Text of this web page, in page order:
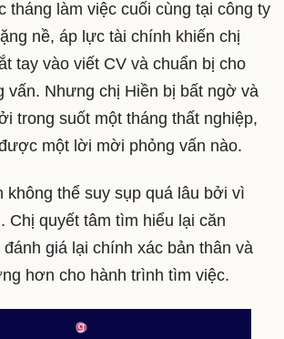
tháng làm việc cuối cùng tại công ty
nề, áp lực tài chính khiến chị
tay vào viết CV và chuẩn bị cho
vấn. Nhưng chị Hiền bị bất ngờ và
trong suốt một tháng thất nghiệp,
một lời mời phỏng vấn nào.
không thể suy sụp quá lâu bởi vì
Chị quyết tâm tìm hiểu lại căn
giá lại chính xác bản thân và
hơn cho hành trình tìm việc.